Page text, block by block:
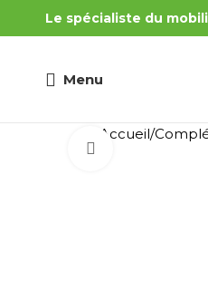
Le spécialiste du
Menu
Accueil